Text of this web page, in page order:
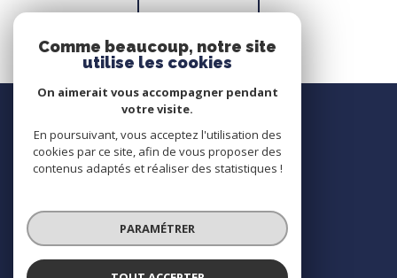
Nous contacter
Contact
Nous suivre
Comme beaucoup, notre site
utilise les cookies
On aimerait vous accompagner pendant
votre visite.
En poursuivant, vous acceptez l'utilisation des
cookies par ce site, afin de vous proposer des
contenus adaptés et réaliser des statistiques !
PARAMÉTRER